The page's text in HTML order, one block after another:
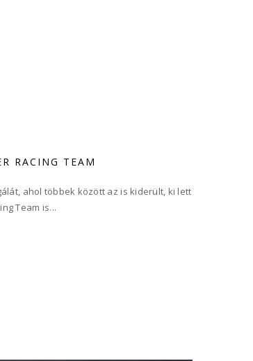
RACING TEAM
ahol többek között az is kiderült, ki lett
Team is...